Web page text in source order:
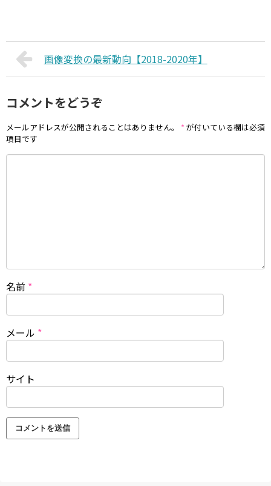
画像変換の最新動向【2018-2020年】
コメントをどうぞ
メールアドレスが公開されることはありません。 * が付いている欄は必須
項目です
名前 *
メール *
サイト